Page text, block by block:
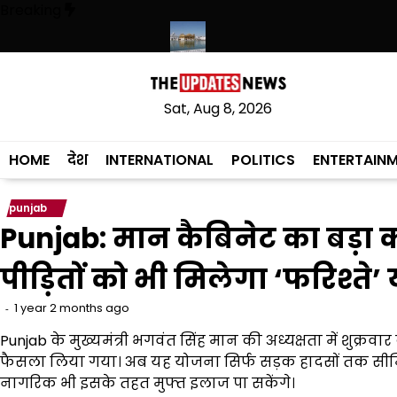
content
श्री गुरु हरिकृष्ण साहिब जी के प्रकाश पर्व पर श्री
Sat, Aug 8, 2026
HOME देश INTERNATIONAL POLITICS
punjab
Punjab: मान कैबिनेट का
पीड़ितों को भी मिलेगा
1 year 2 months ago
Punjab के मुख्यमंत्री भगवंत सिंह मान की अध्यक्षता में
फैसला लिया गया। अब यह योजना सिर्फ सड़क हादसों तक
नागरिक भी इसके तहत मुफ्त इलाज पा सकेंगे।